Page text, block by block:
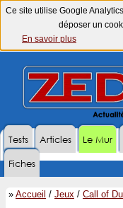
Ce site utilise Google
déposer un
En savoir plus
Tests Articles Le Mur
Fiches
» Accueil / Jeux / Call of